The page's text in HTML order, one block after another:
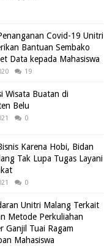
Covid-19 Unitri
Bantuan Sembako
Data kepada Mahasiswa
19
Wisata Buatan di
Belu
0
Karena Hobi, Bidan
Tak Lupa Tugas Layani
0
Unitri Malang Terkait
Metode Perkuliahan
Ganjil Tuai Ragam
Mahasiswa